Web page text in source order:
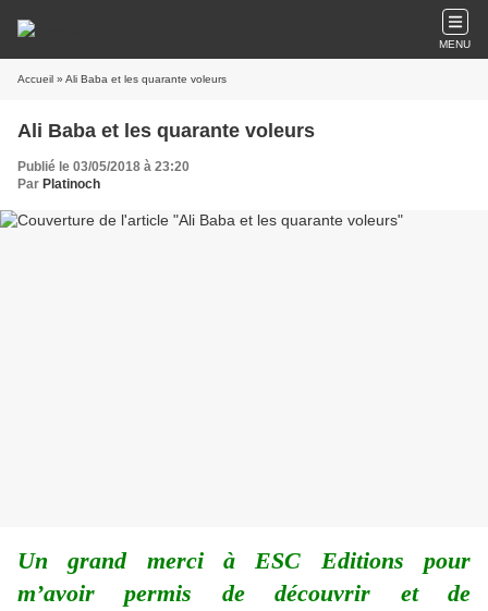
MENU
Accueil » Ali Baba et les quarante voleurs
Ali Baba et les quarante voleurs
Publié le 03/05/2018 à 23:20
Par Platinoch
Un grand merci à ESC Editions pour
m’avoir permis de découvrir et de